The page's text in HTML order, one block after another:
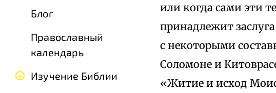
Блог
Православный
календарь
Изучение Библии
или когда сами эти
принадлежит
с некоторыми
Соломоне и
«Житие и исход